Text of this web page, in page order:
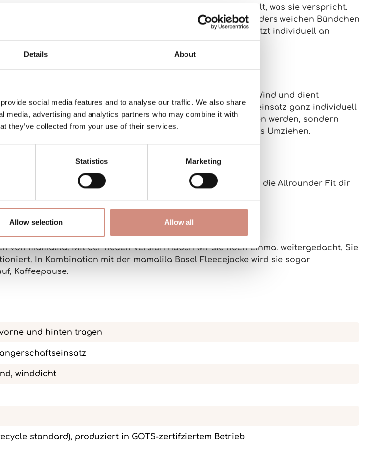
Details About
social media features and to analyse our traffic. We also share
media, advertising and analytics partners who may combine it with
they’ve collected from your use of their services.
Statistics Marketing
Allow selection Allow all
dank hochwertiger Membran – diese Jacke hält, was sie verspricht.
hält kalte Luft draußen und die besonders weichen Bündchen
lässt sich jetzt individuell an
mit. Sie schützt vor Wind und dient
Jacke befestigen und fertig. Außerdem kannst du den Babyeinsatz ganz individuell
Deine eigene Kapuze muss jetzt nicht mehr abgenommen werden, sondern
Luft– ganz ohne verlorene Kapuzen oder umständliches Umziehen.
in einem GOTS- und BSCI-zertifizierten Betrieb
, bietet die Allrounder Fit dir
von mamalila. Mit der neuen Version haben wir sie noch einmal weitergedacht. Sie
In Kombination mit der mamalila Basel Fleecejacke wird sie sogar
Kaffeepause.
und hinten tragen
winddicht
standard), produziert in GOTS-zertifziertem Betrieb